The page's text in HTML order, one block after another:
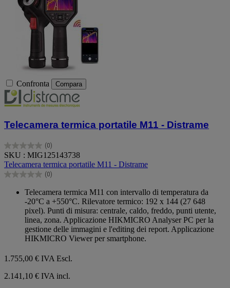
Confronta Compara
Telecamera termica portatile M11 - Distrame
(0)
0.0
su
5
stelle.
SKU : MIG125143738
Telecamera termica portatile M11 - Distrame
(0)
0.0
Telecamera termica M11 con intervallo di temperatura da
-20°C a +550°C. Rilevatore termico: 192 x 144 (27 648
pixel). Punti di misura: centrale, caldo, freddo, punti utente,
linea, zona. Applicazione HIKMICRO Analyser PC per la
gestione delle immagini e l'editing dei report. Applicazione
HIKMICRO Viewer per smartphone.
1.755,00 € IVA Escl.
2.141,10 € IVA incl.